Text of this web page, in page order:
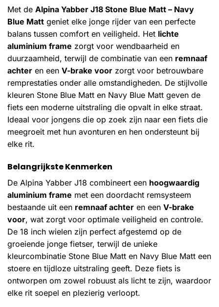
Met de Alpina Yabber J18 Stone Blue Matt – Navy
Blue Matt geniet elke jonge rijder van een perfecte
balans tussen comfort en veiligheid. Het lichte
aluminium frame zorgt voor wendbaarheid en
duurzaamheid, terwijl de combinatie van een remnaaf
achter en een V-brake voor zorgt voor betrouwbare
remprestaties onder alle omstandigheden. De stijlvolle
kleuren Stone Blue Matt en Navy Blue Matt geven de
fiets een moderne uitstraling die opvalt in elke straat.
Ideaal voor jongens die op zoek zijn naar een fiets die
meegroeit met hun avonturen en hen ondersteunt bij
elke rit.
Belangrijkste Kenmerken
De Alpina Yabber J18 combineert een hoogwaardig
aluminium frame met een doordacht remsysteem
bestaande uit een remnaaf achter en een V-brake
voor, wat zorgt voor optimale veiligheid en controle.
De 18 inch wielen zijn perfect afgestemd op de
groeiende jonge fietser, terwijl de unieke
kleurcombinatie Stone Blue Matt en Navy Blue Matt een
stoere en tijdloze uitstraling geeft. Deze fiets is
ontworpen om zowel robuust als licht te zijn, waardoor
elke rit soepel en plezierig verloopt.